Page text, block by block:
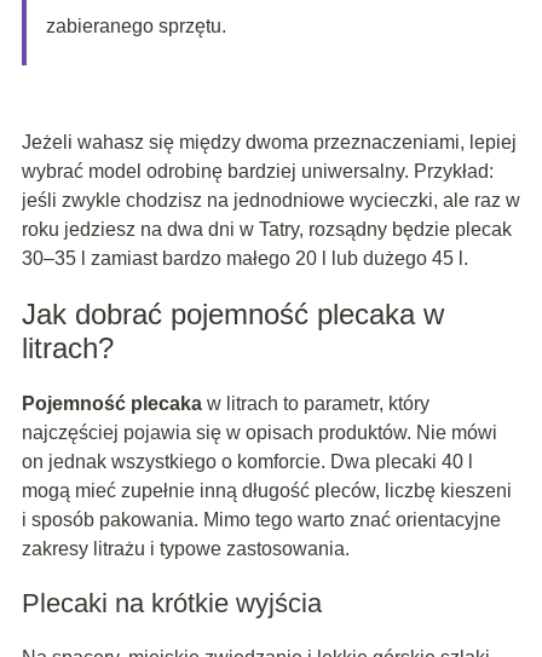
zabieranego sprzętu.
Jeżeli wahasz się między dwoma przeznaczeniami, lepiej
wybrać model odrobinę bardziej uniwersalny. Przykład:
jeśli zwykle chodzisz na jednodniowe wycieczki, ale raz w
roku jedziesz na dwa dni w Tatry, rozsądny będzie plecak
30–35 l zamiast bardzo małego 20 l lub dużego 45 l.
Jak dobrać pojemność plecaka w
litrach?
Pojemność plecakaw litrach to parametr, który
najczęściej pojawia się w opisach produktów. Nie mówi
on jednak wszystkiego o komforcie. Dwa plecaki 40 l
mogą mieć zupełnie inną długość pleców, liczbę kieszeni
i sposób pakowania. Mimo tego warto znać orientacyjne
zakresy litrażu i typowe zastosowania.
Plecaki na krótkie wyjścia